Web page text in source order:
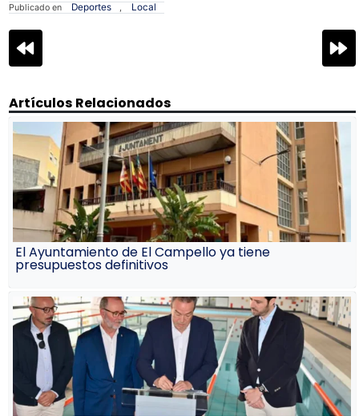
Publicado en Deportes , Local
Navegación
de
Artículos Relacionados
El Ayuntamiento de El Campello ya tiene
presupuestos definitivos